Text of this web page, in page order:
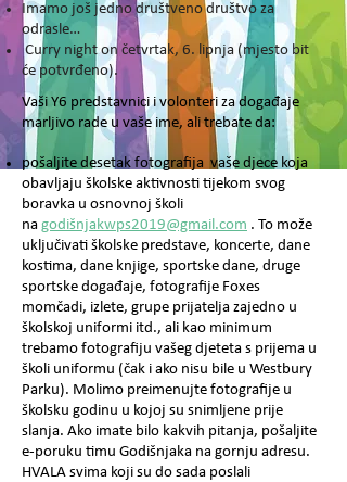
Imamo još jedno društveno društvo za
odrasle…
Curry night on četvrtak, 6. lipnja (mjesto bit
će potvrđeno).
Vaši Y6 predstavnici i volonteri za događaje
marljivo rade u vaše ime, ali trebate da:
pošaljite desetak fotografija vaše djece koja
obavljaju školske aktivnosti tijekom svog
boravka u osnovnoj školi
na godišnjakwps2019@gmail.com . To može
uključivati školske predstave, koncerte, dane
kostima, dane knjige, sportske dane, druge
sportske događaje, fotografije Foxes
momčadi, izlete, grupe prijatelja zajedno u
školskoj uniformi itd., ali kao minimum
trebamo fotografiju vašeg djeteta s prijema u
školi uniformu (čak i ako nisu bile u Westbury
Parku). Molimo preimenujte fotografije u
školsku godinu u kojoj su snimljene prije
slanja. Ako imate bilo kakvih pitanja, pošaljite
e-poruku timu Godišnjaka na gornju adresu.
HVALA svima koji su do sada poslali